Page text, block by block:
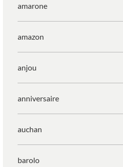
amarone
amazon
anjou
anniversaire
auchan
barolo